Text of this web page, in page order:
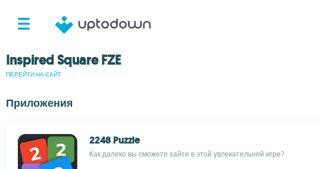
Inspired Square FZE
ПЕРЕЙТИ НА САЙТ
Приложения
2248 Puzzle
Как далеко вы сможете зайти в этой увлекательной игре?